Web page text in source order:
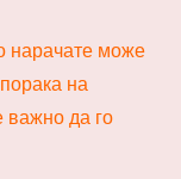
нарачате може
на
важно да го